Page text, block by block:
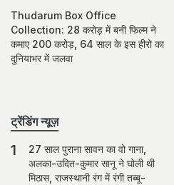
Thudarum Box Office
Collection: 28 करोड़ में बनी फिल्म ने
कमाए 200 करोड़, 64 साल के इस हीरो का
दुनियाभर में जलवा
ट्रेंडिंग न्यूज़
27 साल पुराना सावन का वो गाना,
अलका-उदित-कुमार सानू ने घोली थी
मिठास, राजस्थानी रंग में रंगी तब्बू-